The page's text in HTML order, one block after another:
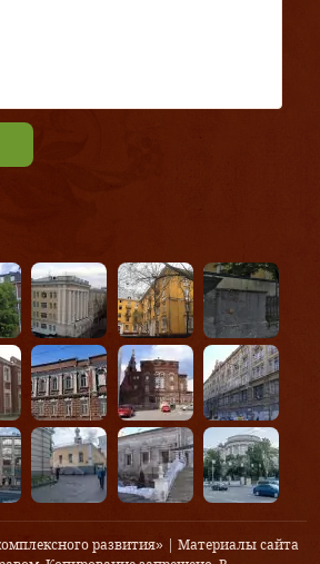
развития» | Материалы сайта